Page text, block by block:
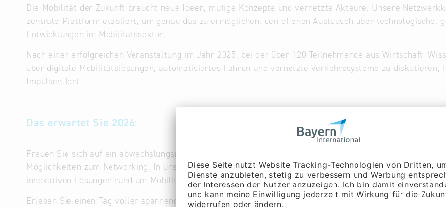
Die Mobilität der Zukunft braucht neue Ideen, mutige Konzepte und vernetzte Akteure. Unsere
zentrale Plattform etabliert, um genau das zu ermöglichen: den offenen Austausch über technologische,
Entwicklungen im Mobilitätssektor.
Nach einer erfolgreichen Veranstaltung im Jahr 2025, bei der über 120 Teilnehmende aus Wirtschaft,
über digitale Mobilitätslösungen, automatisiertes Fahren und vernetzte Verkehrssysteme zu diskutieren,
Impulsen fort.
Das erwartet Sie 2026:
Freuen Sie sich auf ein abwechslungsreiches Programm mit praxisnahen Keynotes, interaktiven
Möglichkeiten zum Networking. In unserem begleitenden Ausstellerbereich präsentieren Unternehmen,
innovativen Lösungen rund um Mobilität, Infrastruktur, Energie und Digitalisierung.
Erleben Sie einen Tag voller spannender Einblicke, neuer Kontakte und kreativer Ideen – in einer